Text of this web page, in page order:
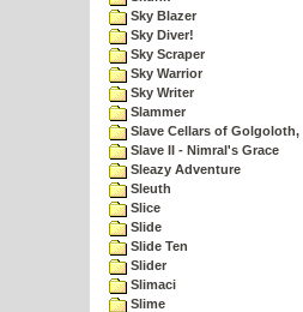
Sky Blazer
Sky Diver!
Sky Scraper
Sky Warrior
Sky Writer
Slammer
Slave Cellars of Golgoloth,
Slave II - Nimral's Grace
Sleazy Adventure
Sleuth
Slice
Slide
Slide Ten
Slider
Slimaci
Slime